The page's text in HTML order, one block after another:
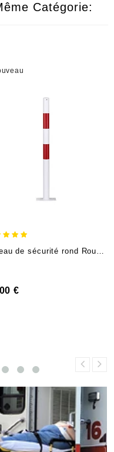
Catégorie:
Poteau de sécurité rond Rouge/Blanc (H 100cm, Ø6cm), à cheviller
€